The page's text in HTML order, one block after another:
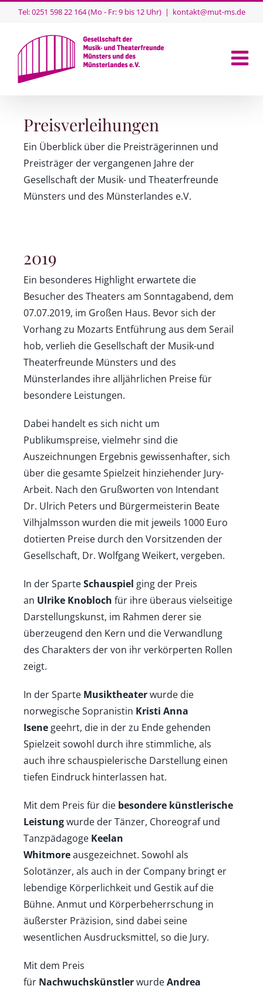
content
Tel: 0251 598 22 164 (Mo - Fr: 9 bis 12 Uhr) | kontakt@mut-ms.de
Preisverleihungen
Ein Überblick über die Preisträgerinnen und
Preisträger der vergangenen Jahre der
Gesellschaft der Musik- und Theaterfreunde
Münsters und des Münsterlandes e.V.
2019
Ein besonderes Highlight erwartete die
Besucher des Theaters am Sonntagabend, dem
07.07.2019, im Großen Haus. Bevor sich der
Vorhang zu Mozarts Entführung aus dem Serail
hob, verlieh die Gesellschaft der Musik-und
Theaterfreunde Münsters und des
Münsterlandes ihre alljährlichen Preise für
besondere Leistungen.
Dabei handelt es sich nicht um
Publikumspreise, vielmehr sind die
Auszeichnungen Ergebnis gewissenhafter, sich
über die gesamte Spielzeit hinziehender Jury-
Arbeit. Nach den Grußworten von Intendant
Dr. Ulrich Peters und Bürgermeisterin Beate
Vilhjalmsson wurden die mit jeweils 1000 Euro
dotierten Preise durch den Vorsitzenden der
Gesellschaft, Dr. Wolfgang Weikert, vergeben.
In der SparteSchauspiel ging der Preis
an Ulrike Knobloch für ihre überaus vielseitige
Darstellungskunst, im Rahmen derer sie
überzeugend den Kern und die Verwandlung
des Charakters der von ihr verkörperten Rollen
zeigt.
In der Sparte Musiktheaterwurde die
norwegische Sopranistin Kristi Anna
Isenegeehrt, die in der zu Ende gehenden
Spielzeit sowohl durch ihre stimmliche, als
auch ihre schauspielerische Darstellung einen
tiefen Eindruck hinterlassen hat.
Mit dem Preis für die besondere künstlerische
Leistungwurde der Tänzer, Choreograf und
Tanzpädagoge Keelan
Whitmoreausgezeichnet. Sowohl als
Solotänzer, als auch in der Company bringt er
lebendige Körperlichkeit und Gestik auf die
Bühne. Anmut und Körperbeherrschung in
äußerster Präzision, sind dabei seine
wesentlichen Ausdrucksmittel, so die Jury.
Mit dem Preis
für NachwuchskünstlerwurdeAndrea